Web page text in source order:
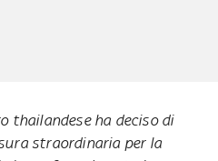
thailandese ha deciso di
straordinaria per la